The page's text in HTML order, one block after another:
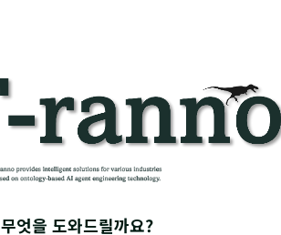
무엇을 도와드릴까요?